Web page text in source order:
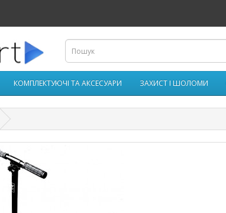
КОМПЛЕКТУЮЧІ ТА АКСЕСУАРИ ЗАХИСТ І ШОЛОМИ